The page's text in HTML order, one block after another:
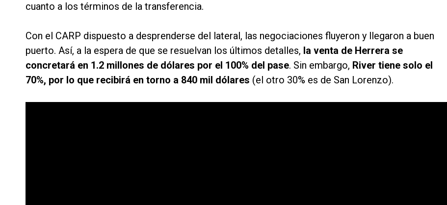
cuanto a los términos de la transferencia.
Con el CARP dispuesto a desprenderse del lateral, las negociaciones fluyeron y llegaron a buen
puerto. Así, a la espera de que se resuelvan los últimos detalles, la venta de Herrera se
concretará en 1.2 millones de dólares por el 100% del pase. Sin embargo, River tiene solo el
70%, por lo que recibirá en torno a 840 mil dólares (el otro 30% es de San Lorenzo).